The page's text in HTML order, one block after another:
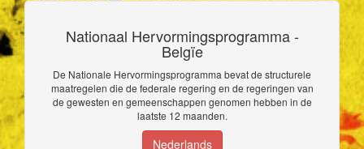
Nationaal Hervormingsprogramma -
Belgïe
De Nationale Hervormingsprogramma bevat de structurele
maatregelen die de federale regering en de regeringen van
de gewesten en gemeenschappen genomen hebben in de
laatste 12 maanden.
Nederlands